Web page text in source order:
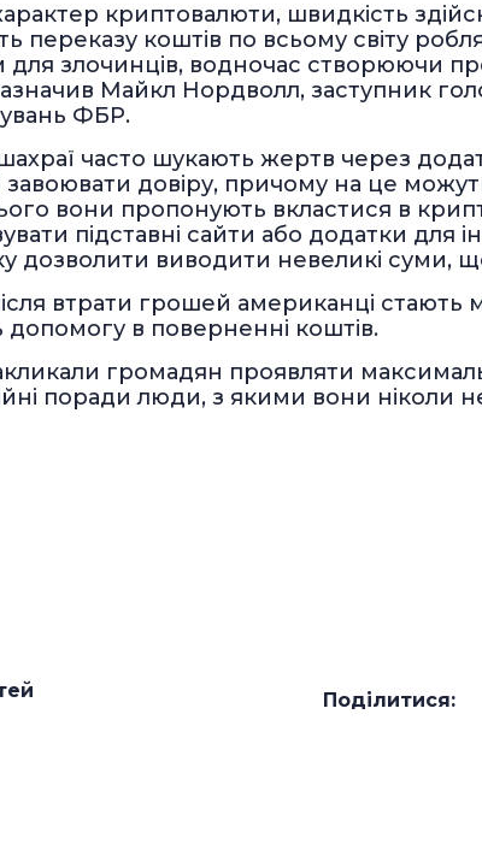
криптовалюти, швидкість
переказу коштів по всьому світу
для злочинців, водночас створюючи
Майкл Нордволл, заступник
ФБР.
шахраї часто шукають жертв через
довіру, причому на це
вони пропонують вкластися в
підставні сайти або додатки для
дозволити виводити невеликі суми,
втрати грошей американці стають
допомогу в поверненні коштів.
громадян проявляти
поради люди, з якими вони ніколи
Поділитися: